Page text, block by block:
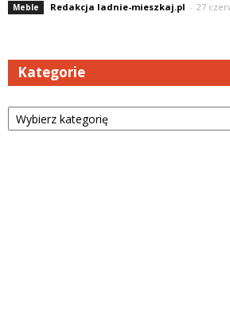
Meble Redakcja ladnie-mieszkaj.pl - 27
Kategorie
Kategorie